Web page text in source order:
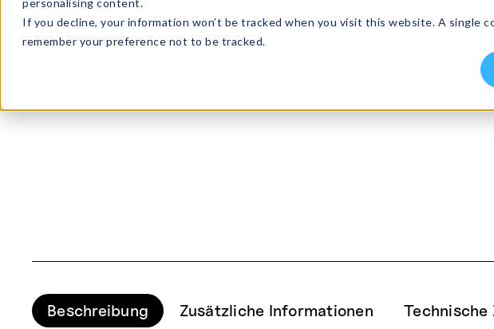
personalising content.
If you decline, your information won’t be tracked when you visit this website. A single
remember your preference not to be tracked.
Beschreibung Zusätzliche Informationen Technische